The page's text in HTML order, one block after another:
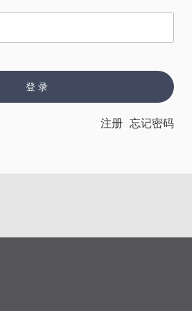
催 票
登 录
忘记密码
注册